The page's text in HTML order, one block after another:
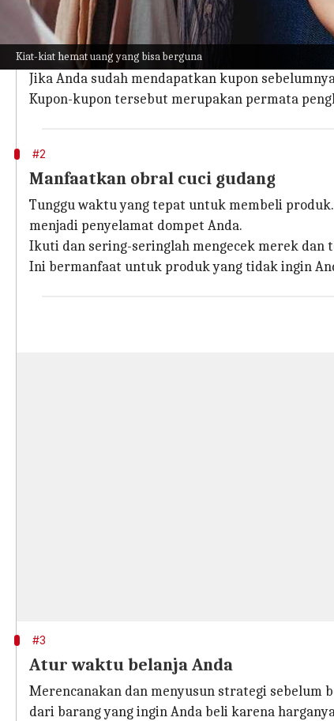
Kiat-kiat hemat uang yang bisa berguna
Kumpulkan kupon
Periksa kupon, diskon, dan penawaran
belanjalah secara strategis.
Jika Anda sudah mendapatkan kupon
Kupon-kupon tersebut merupakan permata
#2
Manfaatkan obral cuci gudang
Tunggu waktu yang tepat untuk membeli
menjadi penyelamat dompet Anda.
Ikuti dan sering-seringlah mengecek merek dan
Ini bermanfaat untuk produk yang tidak ingin
#3
Atur waktu belanja Anda
Merencanakan dan menyusun strategi sebelum
dari barang yang ingin Anda beli karena